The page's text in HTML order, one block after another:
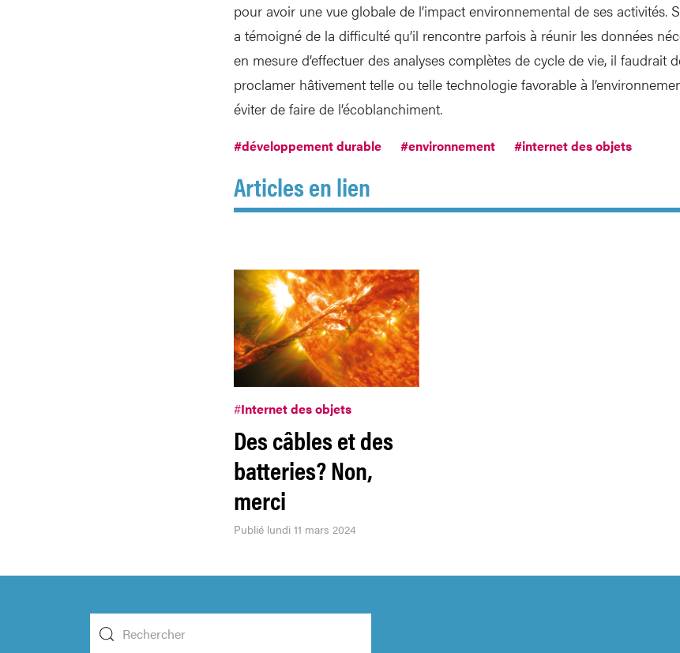
pour avoir une vue globale de l’impact environnemental de ses activités.
a témoigné de la difficulté qu’il rencontre parfois à réunir les données
en mesure d’effectuer des analyses complètes de cycle de vie, il faudrait
proclamer hâtivement telle ou telle technologie favorable à
éviter de faire de l’écoblanchiment.
#développement durable #environnement #internet des objets
Articles en lien
#Internet des objets
Des câbles et des
batteries? Non,
merci
Publié lundi 11 mars 2024